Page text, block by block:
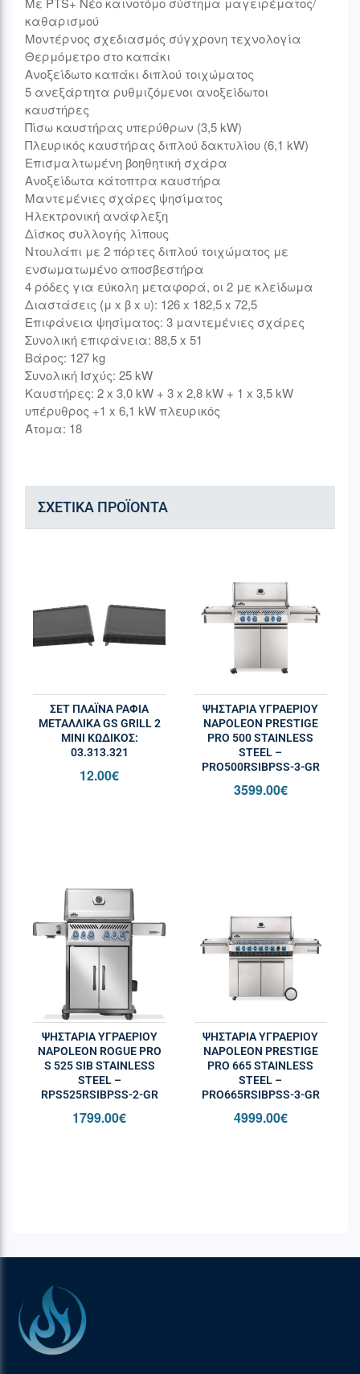
καθαρισμού
Μοντέρνος σχεδιασμός σύγχρονη τεχνολογία
Θερμόμετρο στο καπάκι
Ανοξείδωτο καπάκι διπλού τοιχώματος
5 ανεξάρτητα ρυθμιζόμενοι ανοξείδωτοι
καυστήρες
Πίσω καυστήρας υπερύθρων (3,5 kW)
Πλευρικός καυστήρας διπλού δακτυλίου (6,1 kW)
Επισμαλτωμένη βοηθητική σχάρα
Ανοξείδωτα κάτοπτρα καυστήρα
Μαντεμένιες σχάρες ψησίματος
Ηλεκτρονική ανάφλεξη
Δίσκος συλλογής λίπους
Ντουλάπι με 2 πόρτες διπλού τοιχώματος με
ενσωματωμένο αποσβεστήρα
4 ρόδες για εύκολη μεταφορά, οι 2 με κλείδωμα
Διαστάσεις (μ x β x υ): 126 x 182,5 x 72,5
Επιφάνεια ψησίματος: 3 μαντεμένιες σχάρες
Συνολική επιφάνεια: 88,5 x 51
Βάρος: 127 kg
Συνολική Ισχύς: 25 kW
Καυστήρες: 2 x 3,0 kW + 3 x 2,8 kW + 1 x 3,5 kW
υπέρυθρος +1 x 6,1 kW πλευρικός
Άτομα: 18
ΣΧΕΤΙΚΆ ΠΡΟΪΌΝΤΑ
ΣΕΤ ΠΛΑΪΝΑ ΡΑΦΙΑ
ΜΕΤΑΛΛΙΚΑ GS GRILL 2
MINI ΚΩΔΙΚΌΣ:
03.313.321
12.00€
ΨΗΣΤΑΡΙΆ ΥΓΡΑΕΡΊΟΥ
NAPOLEON PRESTIGE
PRO 500 STAINLESS
STEEL –
PRO500RSIBPSS-3-GR
3599.00€
ΨΗΣΤΑΡΙΆ ΥΓΡΑΕΡΊΟΥ
NAPOLEON ROGUE PRO
S 525 SIB STAINLESS
STEEL –
RPS525RSIBPSS-2-GR
1799.00€
ΨΗΣΤΑΡΙΆ ΥΓΡΑΕΡΊΟΥ
NAPOLEON PRESTIGE
PRO 665 STAINLESS
STEEL –
PRO665RSIBPSS-3-GR
4999.00€